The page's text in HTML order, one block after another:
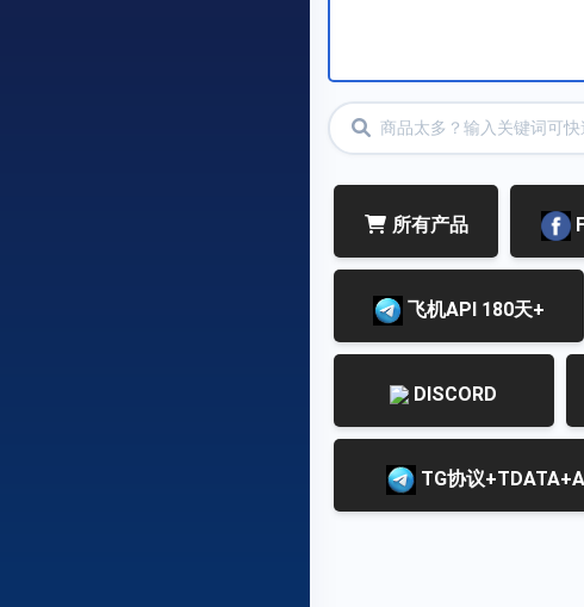
所有产品
飞机API 180天+
DISCORD
TG协议